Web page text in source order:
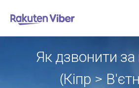
Як дзвонити
(Кіпр >